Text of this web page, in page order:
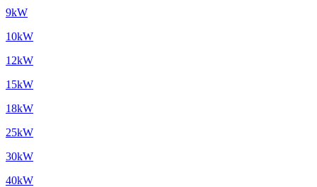
9kW
10kW
12kW
15kW
18kW
25kW
30kW
40kW